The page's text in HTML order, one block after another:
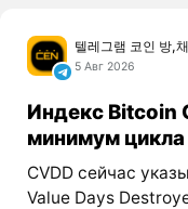
텔레그램 코인 방,
5 Авг 2026
Индекс Bitcoin
минимум
CVDD сейчас
Value Days